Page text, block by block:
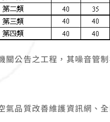
關公告之工程，其噪音管
氣品質改善維護資訊網、